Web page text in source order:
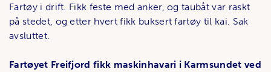
Fartøy i drift. Fikk feste med anker, og taubåt var raskt
på stedet, og etter hvert fikk buksert fartøy til kai. Sak
avsluttet.
Fartøyet Freifjord fikk maskinhavari i Karmsundet ved